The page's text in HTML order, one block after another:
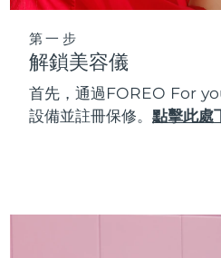
第一步
解鎖美容儀
首先，通過FOREO For
設備並註冊保修。點擊此處